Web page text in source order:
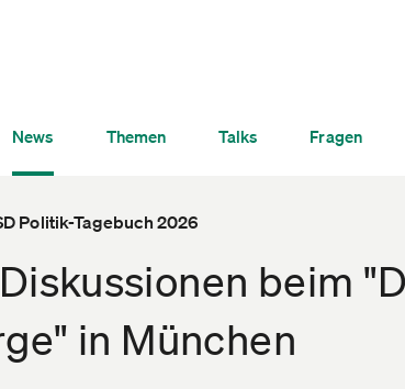
News Themen Talks Fragen
Politik-Tagebuch 2026
beim
in München